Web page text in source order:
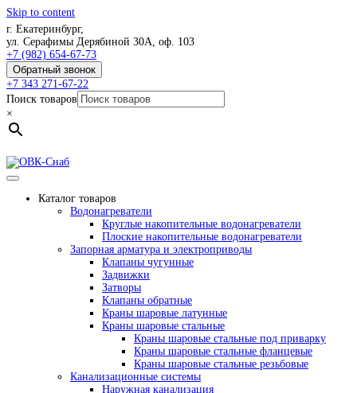
Skip to content
г. Екатеринбург,
ул. Серафимы Дерябиной 30А, оф. 103
+7 (982) 654-67-73
Обратный звонок
+7 343 271-67-22
Поиск товаров
×
Каталог товаров
Водонагреватели
Круглые накопительные водонагреватели
Плоские накопительные водонагреватели
Запорная арматура и электроприводы
Клапаны чугунные
Задвижки
Затворы
Клапаны обратные
Краны шаровые латунные
Краны шаровые стальные
Краны шаровые стальные под приварку
Краны шаровые стальные фланцевые
Краны шаровые стальные резьбовые
Канализационные системы
Наружная канализация